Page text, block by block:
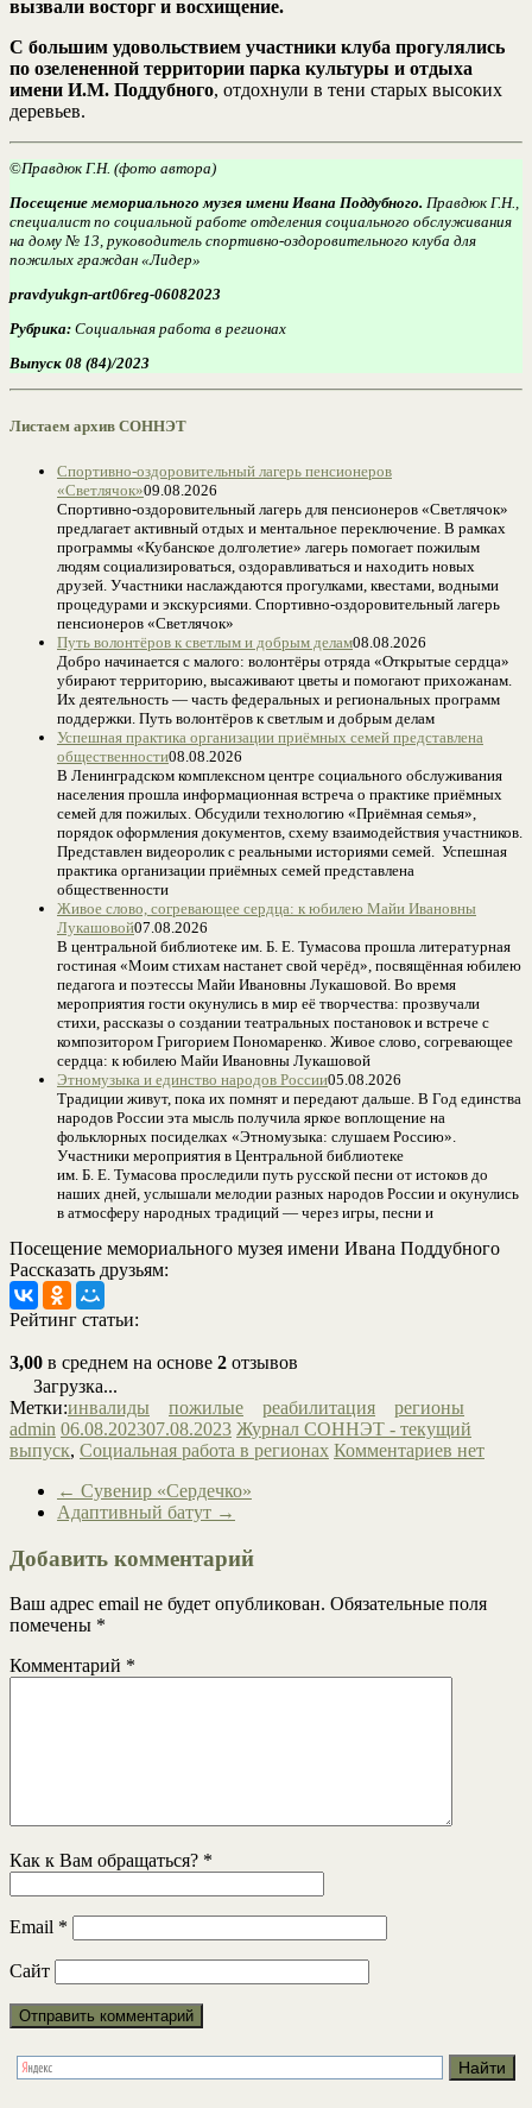
вызвали восторг и восхищение.
С большим удовольствием участники клуба прогулялись
по озелененной территории парка культуры и отдыха
имени И.М. Поддубного, отдохнули в тени старых высоких
деревьев.
©Правдюк Г.Н. (фото автора)
Посещение мемориального музея имени Ивана Поддубного. Правдюк Г.Н.,
специалист по социальной работе отделения социального обслуживания
на дому № 13, руководитель спортивно-оздоровительного клуба для
пожилых граждан «Лидер»
pravdyukgn-art06reg-06082023
Рубрика: Социальная работа в регионах
Выпуск 08 (84)/2023
Листаем архив СОННЭТ
Спортивно-оздоровительный лагерь пенсионеров
«Светлячок»09.08.2026
Спортивно-оздоровительный лагерь для пенсионеров «Светлячок»
предлагает активный отдых и ментальное переключение. В рамках
программы «Кубанское долголетие» лагерь помогает пожилым
людям социализироваться, оздоравливаться и находить новых
друзей. Участники наслаждаются прогулками, квестами, водными
процедурами и экскурсиями. Спортивно-оздоровительный лагерь
пенсионеров «Светлячок»
Путь волонтёров к светлым и добрым делам08.08.2026
Добро начинается с малого: волонтёры отряда «Открытые сердца»
убирают территорию, высаживают цветы и помогают прихожанам.
Их деятельность — часть федеральных и региональных программ
поддержки. Путь волонтёров к светлым и добрым делам
Успешная практика организации приёмных семей представлена
общественности08.08.2026
В Ленинградском комплексном центре социального обслуживания
населения прошла информационная встреча о практике приёмных
семей для пожилых. Обсудили технологию «Приёмная семья»,
порядок оформления документов, схему взаимодействия участников.
Представлен видеоролик с реальными историями семей. Успешная
практика организации приёмных семей представлена
общественности
Живое слово, согревающее сердца: к юбилею Майи Ивановны
Лукашовой07.08.2026
В центральной библиотеке им. Б. Е. Тумасова прошла литературная
гостиная «Моим стихам настанет свой черёд», посвящённая юбилею
педагога и поэтессы Майи Ивановны Лукашовой. Во время
мероприятия гости окунулись в мир её творчества: прозвучали
стихи, рассказы о создании театральных постановок и встрече с
композитором Григорием Пономаренко. Живое слово, согревающее
сердца: к юбилею Майи Ивановны Лукашовой
Этномузыка и единство народов России05.08.2026
Традиции живут, пока их помнят и передают дальше. В Год единства
народов России эта мысль получила яркое воплощение на
фольклорных посиделках «Этномузыка: слушаем Россию».
Участники мероприятия в Центральной библиотеке
им. Б. Е. Тумасова проследили путь русской песни от истоков до
наших дней, услышали мелодии разных народов России и окунулись
в атмосферу народных традиций — через игры, песни и
Посещение мемориального музея имени Ивана Поддубного
Рассказать друзьям:
Рейтинг статьи:
3,00 в среднем на основе 2 отзывов
Загрузка...
Метки:инвалиды пожилые реабилитация
регионы
admin 06.08.202307.08.2023 Журнал СОННЭТ - текущий
выпуск, Социальная работа в регионах Комментариев нет
← Сувенир «Сердечко»
Адаптивный батут →
Добавить комментарий
Ваш адрес email не будет опубликован. Обязательные поля
помечены *
Комментарий *
Как к Вам обращаться? *
Email *
Сайт